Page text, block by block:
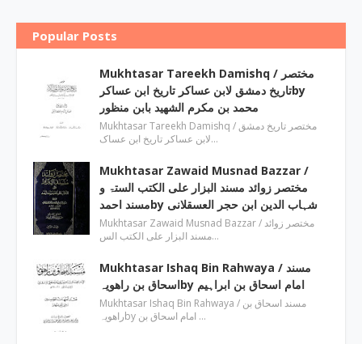
Popular Posts
Mukhtasar Tareekh Damishq ‎/ مختصر
تاریخ دمشق لابن عساکر تاریخ ابن عساکرby
‎محمد بن مکرم الشھید بابن منظور
Mukhtasar Tareekh Damishq ‎/ مختصر تاریخ دمشق
لابن عساکر تاریخ ابن عساک…
Mukhtasar Zawaid Musnad Bazzar ‎/
مختصر زوائد مسند البزار علی الکتب الستۃ و
مسند احمدby ‎شہاب الدین ابن حجر العسقلانی
Mukhtasar Zawaid Musnad Bazzar ‎/ مختصر زوائد
مسند البزار علی الکتب الس…
Mukhtasar Ishaq Bin Rahwaya ‎/ مسند
اسحاق بن راھویہby ‎امام اسحاق بن ابراہیم
Mukhtasar Ishaq Bin Rahwaya ‎/ مسند اسحاق بن
راھویہby ‎امام اسحاق بن …